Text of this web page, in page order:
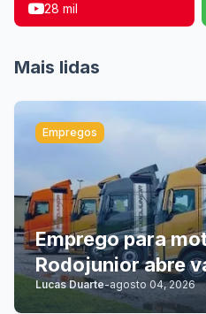
28 mil
Mais lidas
Empregos
Emprego para
Rodojunior abre
Lucas Duarte-agosto 04, 2026